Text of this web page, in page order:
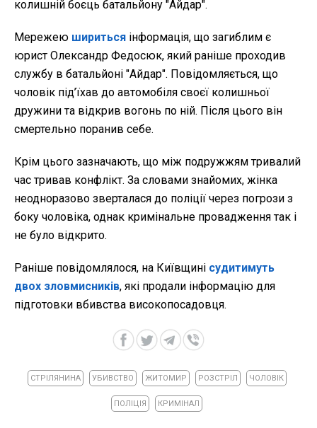
колишній боєць батальйону "Айдар".
Мережею шириться інформація, що загиблим є
юрист Олександр Федосюк, який раніше проходив
службу в батальйоні "Айдар". Повідомляється, що
чоловік під’їхав до автомобіля своєї колишньої
дружини та відкрив вогонь по ній. Після цього він
смертельно поранив себе.
Крім цього зазначають, що між подружжям тривалий
час тривав конфлікт. За словами знайомих, жінка
неодноразово зверталася до поліції через погрози з
боку чоловіка, однак кримінальне провадження так і
не було відкрито.
Раніше повідомлялося, на Київщині судитимуть
двох зловмисників, які продали інформацію для
підготовки вбивства високопосадовця.
СТРІЛЯНИНА УБИВСТВО ЖИТОМИР РОЗСТРІЛ ЧОЛОВІК
ПОЛІЦІЯ КРИМІНАЛ